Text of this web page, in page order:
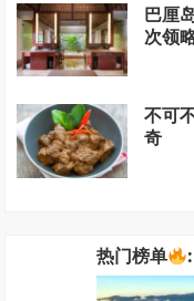
巴厘
次领
不可
奇
热门榜单 :